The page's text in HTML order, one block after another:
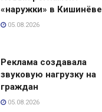
«наружки» в Кишинёве
05.08.2026
Реклама создавала
звуковую нагрузку на
граждан
05.08.2026